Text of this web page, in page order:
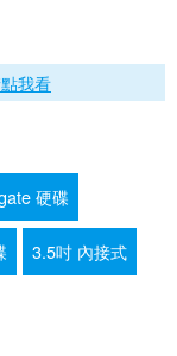
我看
硬碟
3.5吋 內接式